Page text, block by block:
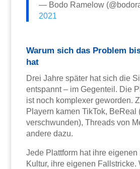
— Bodo Ramelow
2021
Warum sich das Problem
hat
Drei Jahre später hat sich die
entspannt – im Gegenteil. Die
ist noch komplexer geworden.
Playern kamen TikTok,
verschwunden), Threads von
andere dazu.
Jede Plattform hat ihre
Kultur, ihre eigenen Fallstricke.